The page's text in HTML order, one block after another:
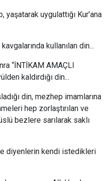
uygulattığı Kur’ana
kullanılan din...
“İNTİKAM AMAÇLI
kaldırdığı din...
din, mezhep imamlarına
hep zorlaştırılan ve
bezlere sarılarak saklı
kendi istedikleri